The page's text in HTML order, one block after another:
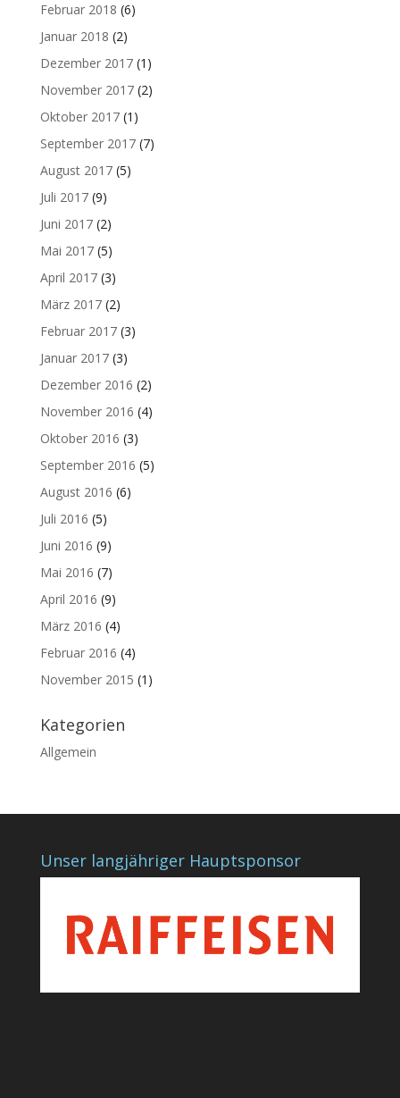
Februar 2018 (6)
Januar 2018 (2)
Dezember 2017(1)
November 2017(2)
Oktober 2017(1)
September 2017(7)
August 2017(5)
Juli 2017(9)
Juni 2017(2)
Mai 2017(5)
April 2017(3)
März 2017(2)
Februar 2017(3)
Januar 2017(3)
Dezember 2016 (2)
November 2016 (4)
Oktober 2016 (3)
September 2016 (5)
August 2016 (6)
Juli 2016 (5)
Juni 2016 (9)
Mai 2016 (7)
April 2016 (9)
März 2016 (4)
Februar 2016 (4)
November 2015 (1)
Kategorien
Allgemein
Unser langjähriger Hauptsponsor